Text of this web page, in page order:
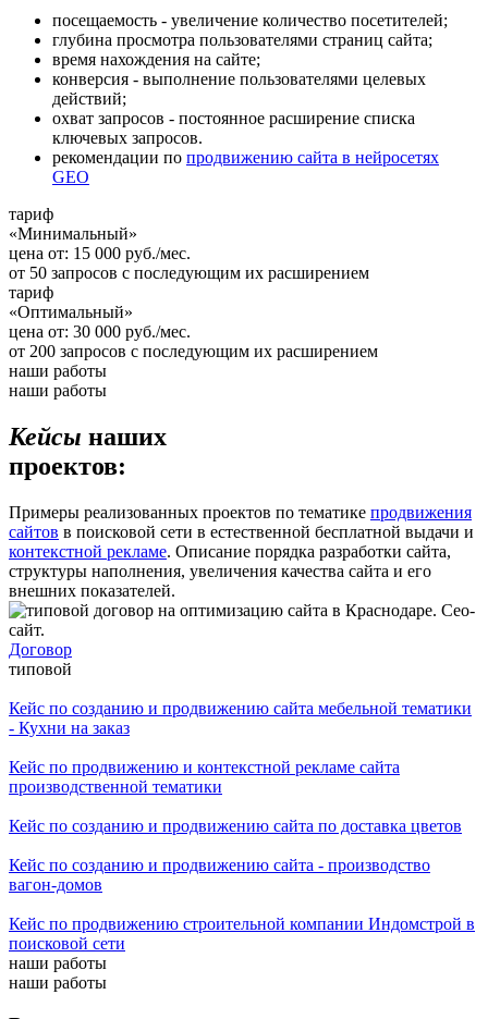
посещаемость - увеличение количество посетителей;
глубина просмотра пользователями страниц сайта;
время нахождения на сайте;
конверсия - выполнение пользователями целевых
действий;
охват запросов - постоянное расширение списка
ключевых запросов.
рекомендации по продвижению сайта в нейросетях
GEO
тариф
«Минимальный»
цена от: 15 000 руб./мес.
от 50 запросов с последующим их расширением
тариф
«Оптимальный»
цена от: 30 000 руб./мес.
от 200 запросов с последующим их расширением
наши работы
наши работы
Кейсы наших
проектов:
Примеры реализованных проектов по тематике продвижения
сайтов в поисковой сети в естественной бесплатной выдачи и
контекстной рекламе. Описание порядка разработки сайта,
структуры наполнения, увеличения качества сайта и его
внешних показателей.
Договор
типовой
Кейс по созданию и продвижению сайта мебельной тематики
- Кухни на заказ
Кейс по продвижению и контекстной рекламе сайта
производственной тематики
Кейс по созданию и продвижению сайта по доставка цветов
Кейс по созданию и продвижению сайта - производство
вагон-домов
Кейс по продвижению строительной компании Индомстрой в
поисковой сети
наши работы
наши работы